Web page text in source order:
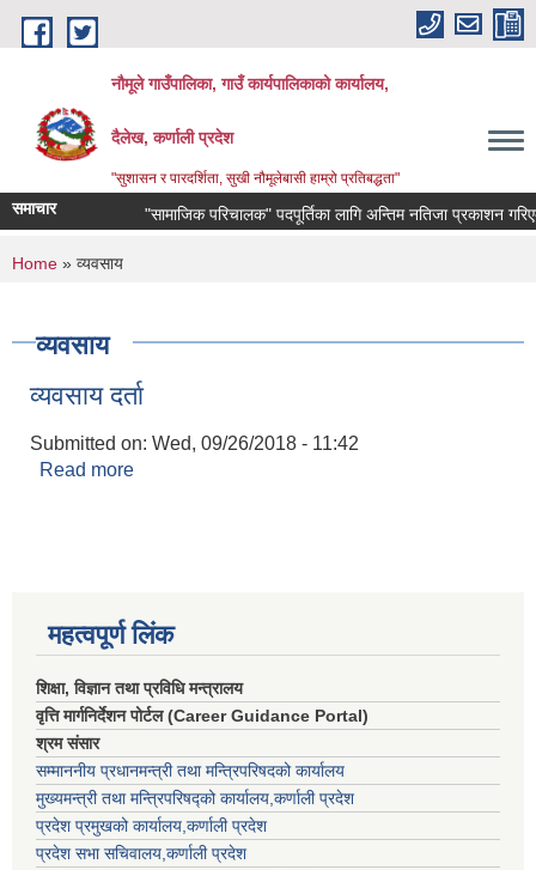
Skip to main content
नौमूले गाउँपालिका, गाउँ कार्यपालिकाको कार्यालय,
दैलेख, कर्णाली प्रदेश
"सुशासन र पारदर्शिता, सुखी नौमूलेबासी हाम्रो प्रतिबद्धता"
समाचार "सामाजिक परिचालक" पदपूर्तिका लागि अन्तिम नतिजा प्रकाशन गरिएको
You are here
Home » व्यवसाय
व्यवसाय
व्यवसाय दर्ता
Submitted on: Wed, 09/26/2018 - 11:42
Read more
महत्वपूर्ण लिंक
शिक्षा, विज्ञान तथा प्रविधि मन्त्रालय
वृत्ति मार्गनिर्देशन पोर्टल (Career Guidance Portal)
श्रम संसार
सम्माननीय प्रधानमन्त्री तथा मन्त्रिपरिषद‌को कार्यालय
मुख्यमन्त्री तथा मन्त्रिपरिषद्को कार्यालय,कर्णाली प्रदेश
प्रदेश प्रमुखको कार्यालय,कर्णाली प्रदेश
प्रदेश सभा सचिवालय,कर्णाली प्रदेश